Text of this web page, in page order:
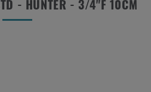
- HUNTER - 3/4"F 10CM